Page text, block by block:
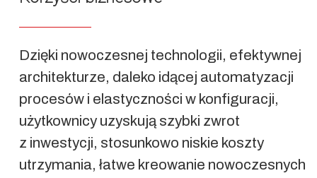
Dzięki nowoczesnej technologii, efektywnej
architekturze, daleko idącej automatyzacji
procesów i elastyczności w konfiguracji,
użytkownicy uzyskują szybki zwrot
z inwestycji, stosunkowo niskie koszty
utrzymania, łatwe kreowanie nowoczesnych